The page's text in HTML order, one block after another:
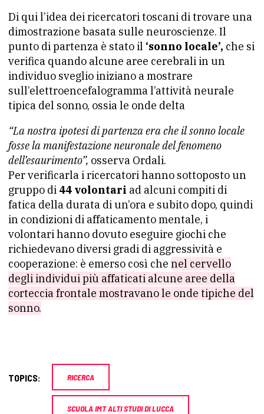
Di qui l’idea dei ricercatori toscani di trovare una
dimostrazione basata sulle neuroscienze. Il
punto di partenza è stato il ‘sonno locale’, che si
verifica quando alcune aree cerebrali in un
individuo sveglio iniziano a mostrare
sull’elettroencefalogramma l’attività neurale
tipica del sonno, ossia le onde delta
“La nostra ipotesi di partenza era che il sonno locale
fosse la manifestazione neuronale del fenomeno
dell’esaurimento”, osserva Ordali.
Per verificarla i ricercatori hanno sottoposto un
gruppo di 44 volontari ad alcuni compiti di
fatica della durata di un’ora e subito dopo, quindi
in condizioni di affaticamento mentale, i
volontari hanno dovuto eseguire giochi che
richiedevano diversi gradi di aggressività e
cooperazione: è emerso così che nel cervello
degli individui più affaticati alcune aree della
corteccia frontale mostravano le onde tipiche del
sonno.
TOPICS: RICERCA
SCUOLA IMT ALTI STUDI DI LUCCA